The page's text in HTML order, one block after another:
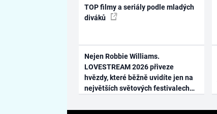
TOP filmy a seriály podle mladých
diváků
Nejen Robbie Williams.
LOVESTREAM 2026 přiveze
hvězdy, které běžně uvidíte jen na
největších světových festivalech